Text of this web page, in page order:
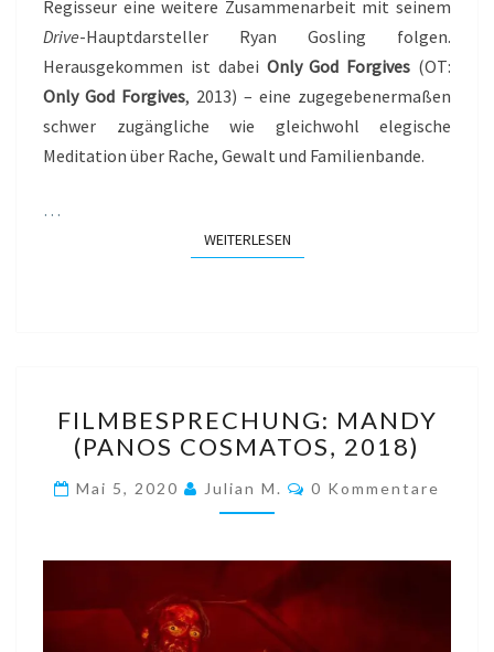
Regisseur eine weitere Zusammenarbeit mit seinem
Drive-Hauptdarsteller Ryan Gosling folgen.
Herausgekommen ist dabei Only God Forgives (OT:
Only God Forgives, 2013) – eine zugegebenermaßen
schwer zugängliche wie gleichwohl elegische
Meditation über Rache, Gewalt und Familienbande.
…
WEITERLESENWEITERLESEN
MANDY
(PANOS
2018)
FILMBESPRECHUNG: MANDY
(PANOS COSMATOS, 2018)
Mai 5, 2020 Julian M. Kommentare
0 Kommentare